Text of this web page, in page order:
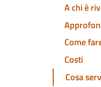
A chi è
Come
Costi
Cosa